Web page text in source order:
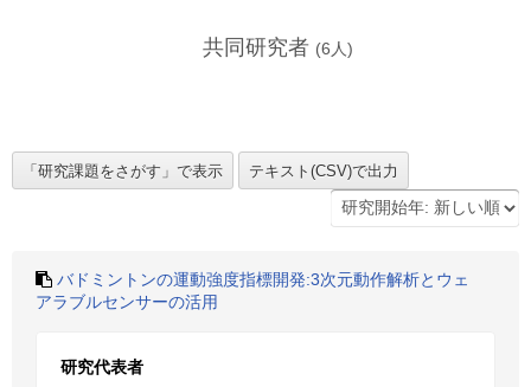
共同研究者 (6 人)
バドミントンの運動強度指標開発:3次元動作解析とウェ
アラブルセンサーの活用
研究代表者